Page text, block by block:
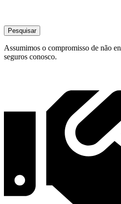
Pesquisar
Assumimos o compromisso de não
seguros conosco.